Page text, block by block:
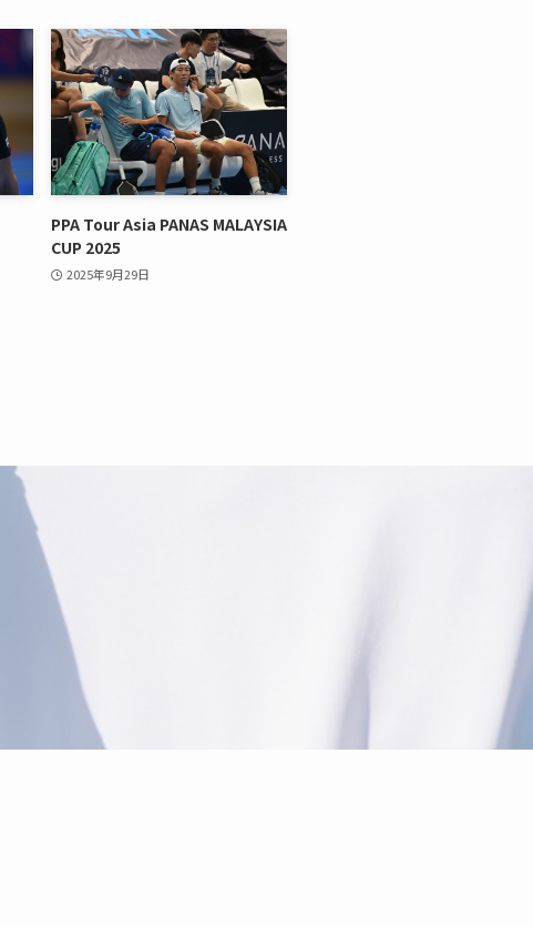
PPA Tour Asia PANAS MALAYSIA
CUP 2025
2025年9月29日